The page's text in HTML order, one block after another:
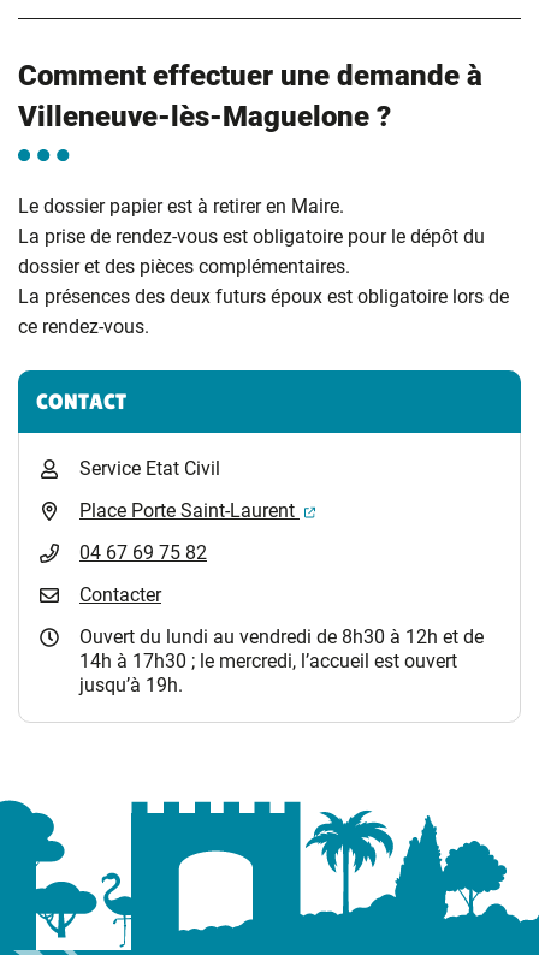
Comment effectuer une demande à
Villeneuve-lès-Maguelone ?
Le dossier papier est à retirer en Maire.
La prise de rendez-vous est obligatoire pour le dépôt du
dossier et des pièces complémentaires.
La présences des deux futurs époux est obligatoire lors de
ce rendez-vous.
Informations complémentaires
CONTACT
Service Etat Civil
Place Porte Saint-Laurent
(ouverture dans un
04 67 69 75 82
Contacter
Ouvert du lundi au vendredi de 8h30 à 12h et de
14h à 17h30 ; le mercredi, l’accueil est ouvert
jusqu’à 19h.